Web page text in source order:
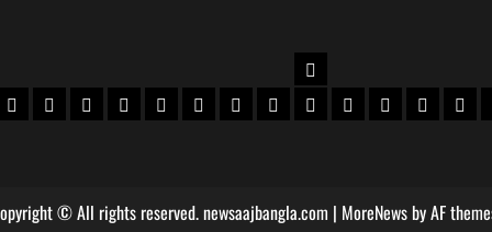
খবর
পশ্চিম মেদিনীপুর খবর
ঝাড়গ্রাম খবর
পুরুলিয়া খবর
বাঁকুড়া খবরপশ্চিম বর্ধমান খবর
পূর্ব বর্ধমান খবর
বীরভূম খবরমুর্শিদাবাদ খবর
উত্তরবঙ্গ
কোচবিহার নিউজ
আলিপুরদুয়ার খবর
জলপাইগুড়ি খবর
শিলিগুড়ি
© All rights reserved. newsaajbangla.com | MoreNewsby AF